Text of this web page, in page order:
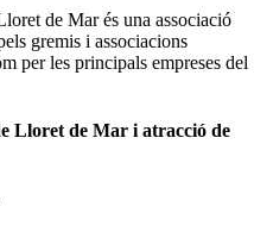
de Mar és una associació
gremis i associacions
per les principals empreses del
Lloret de Mar i atracció de